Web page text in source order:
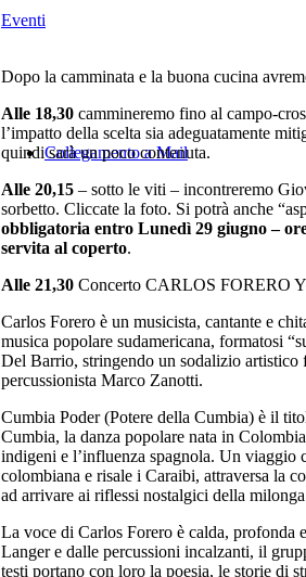
Collegamento a Mail
Eventi
Dopo la camminata e la buona cucina
Alle 18,30 cammineremo fino al campo-
l’impatto della scelta sia adeguatamente
quindi sarà un poco contenuta.
Alle 20,15 – sotto le viti – incontreremo
sorbetto. Cliccate la foto. Si potrà anche
obbligatoria entro Lunedì 29 giugno –
servita al coperto.
Alle 21,30 Concerto CARLOS FORERO
Carlos Forero è un musicista, cantante e
musica popolare sudamericana, formatosi
Del Barrio, stringendo un sodalizio artistico
percussionista Marco Zanotti.
Cumbia Poder (Potere della Cumbia) è il
Cumbia, la danza popolare nata in
indigeni e l’influenza spagnola. Un viaggio
colombiana e risale i Caraibi, attraversa la
ad arrivare ai riflessi nostalgici della
La voce di Carlos Forero è calda, profonda
Langer e dalle percussioni incalzanti, il
testi portano con loro la poesia, le storie di